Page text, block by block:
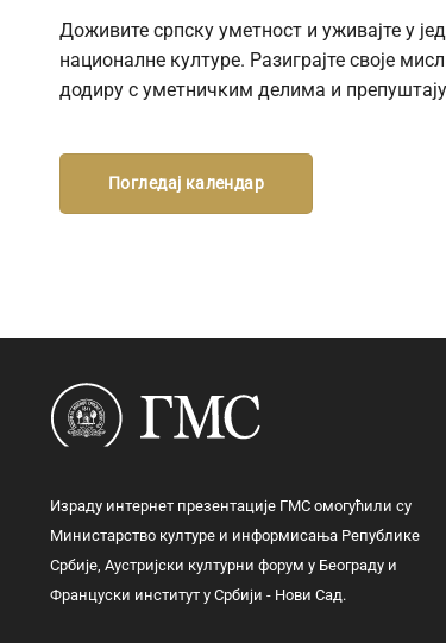
Доживите српску уметност и уживајте у
националне културе. Разиграјте своје
додиру с уметничким делима и
Погледај календар
Израду интернет презентације ГМС омогућили су
Министарство културе и информисања Републике
Србије, Аустријски културни форум у Београду и
Француски институт у Србији - Нови Сад.